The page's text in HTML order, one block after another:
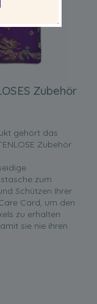
Zubehör
gehört das
Zubehör:
zum
Schützen Ihrer
Card, um den
zu erhalten
sie nie ihren